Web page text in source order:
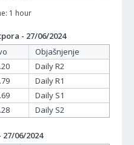
1 hour
- 27/06/2024
Objašnjenje
Daily R2
Daily R1
Daily S1
Daily S2
06/2024